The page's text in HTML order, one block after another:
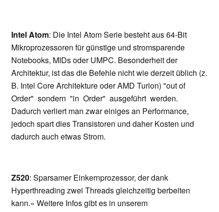
Intel Atom: Die Intel Atom Serie besteht aus 64-Bit
Mikroprozessoren für günstige und stromsparende
Notebooks, MIDs oder UMPC. Besonderheit der
Architektur, ist das die Befehle nicht wie derzeit üblich (z.
B. Intel Core Architekture oder AMD Turion) "out of
Order" sondern "in Order" ausgeführt werden.
Dadurch verliert man zwar einiges an Performance,
jedoch spart dies Transistoren und daher Kosten und
dadurch auch etwas Strom.
Z520: Sparsamer Einkernprozessor, der dank
Hyperthreading zwei Threads gleichzeitig berbeiten
kann.» Weitere Infos gibt es in unserem